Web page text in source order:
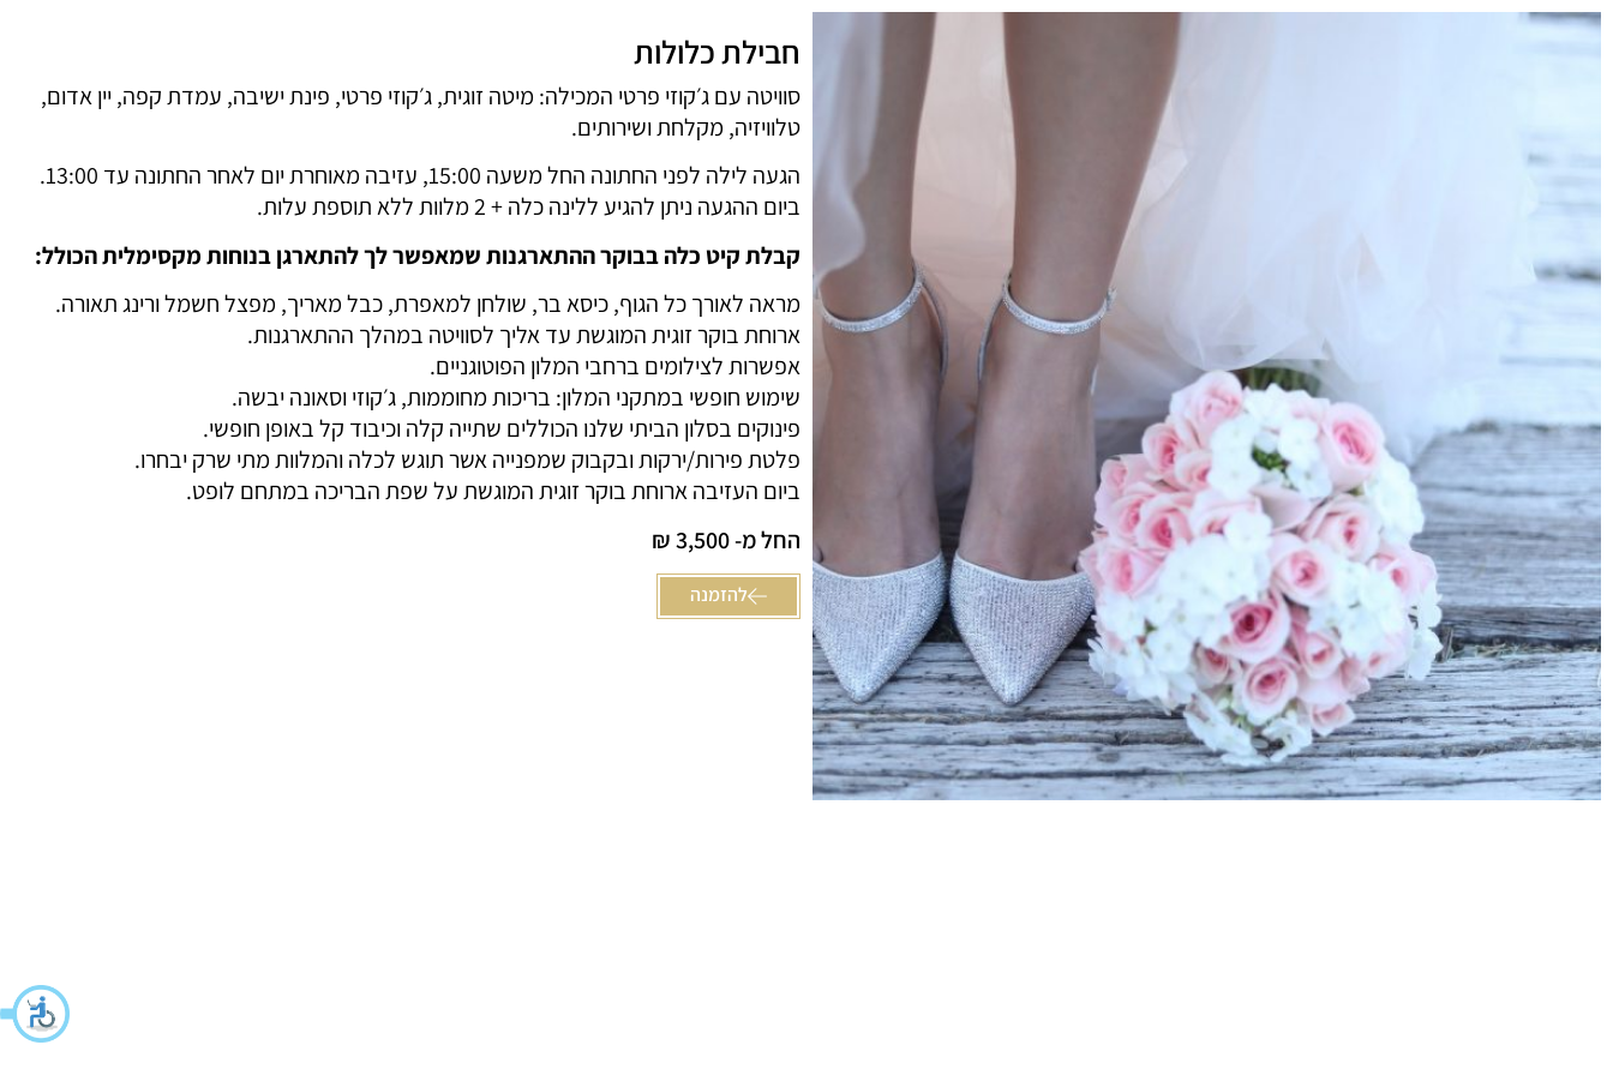
חבילת כלולות
סוויטה עם ג׳קוזי פרטי המכילה: מיטה זוגית, ג׳קוזי פרטי, פינת ישיבה, עמדת קפה, יין אדום,
טלוויזיה, מקלחת ושירותים.
הגעה לילה לפני החתונה החל משעה 15:00, עזיבה מאוחרת יום לאחר החתונה עד 13:00.
ביום ההגעה ניתן להגיע ללינה כלה + 2 מלוות ללא תוספת עלות.
קבלת קיט כלה בבוקר ההתארגנות שמאפשר לך להתארגן בנוחות מקסימלית הכולל:
מראה לאורך כל הגוף, כיסא בר, שולחן למאפרת, כבל מאריך, מפצל חשמל ורינג תאורה.
ארוחת בוקר זוגית המוגשת עד אליך לסוויטה במהלך ההתארגנות.
אפשרות לצילומים ברחבי המלון הפוטוגניים.
שימוש חופשי במתקני המלון: בריכות מחוממות, ג׳קוזי וסאונה יבשה.
פינוקים בסלון הביתי שלנו הכוללים שתייה קלה וכיבוד קל באופן חופשי.
פלטת פירות/ירקות ובקבוק שמפנייה אשר תוגש לכלה והמלוות מתי שרק יבחרו.
ביום העזיבה ארוחת בוקר זוגית המוגשת על שפת הבריכה במתחם לופט.
החל מ- 3,500 ₪
להזמנה